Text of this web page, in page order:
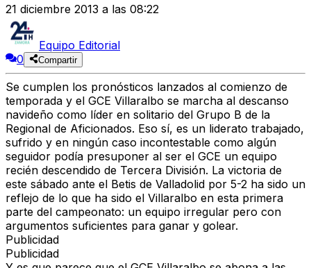
21 diciembre 2013 a las 08:22
Equipo Editorial
0
Compartir
Se cumplen los pronósticos lanzados al comienzo de
temporada y el GCE Villaralbo se marcha al descanso
navideño como líder en solitario del Grupo B de la
Regional de Aficionados. Eso sí, es un liderato trabajado,
sufrido y en ningún caso incontestable como algún
seguidor podía presuponer al ser el GCE un equipo
recién descendido de Tercera División. La victoria de
este sábado ante el Betis de Valladolid por 5-2 ha sido un
reflejo de lo que ha sido el Villaralbo en esta primera
parte del campeonato: un equipo irregular pero con
argumentos suficientes para ganar y golear.
Publicidad
Publicidad